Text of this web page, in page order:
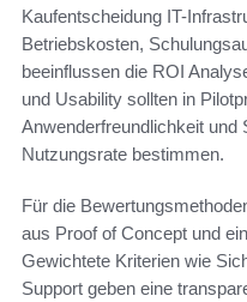
Kaufentscheidung IT-
Betriebskosten,
beeinflussen die ROI
und Usability sollten in
Anwenderfreundlichkeit und
Nutzungsrate bestimmen.
Für die
aus Proof of Concept und
Gewichtete Kriterien wie
Support geben eine